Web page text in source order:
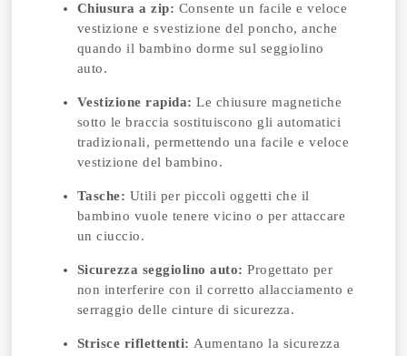
Chiusura a zip: Consente un facile e veloce
vestizione e svestizione del poncho, anche
quando il bambino dorme sul seggiolino
auto.
Vestizione rapida: Le chiusure magnetiche
sotto le braccia sostituiscono gli automatici
tradizionali, permettendo una facile e veloce
vestizione del bambino.
Tasche: Utili per piccoli oggetti che il
bambino vuole tenere vicino o per attaccare
un ciuccio.
Sicurezza seggiolino auto: Progettato per
non interferire con il corretto allacciamento e
serraggio delle cinture di sicurezza.
Strisce riflettenti: Aumentano la sicurezza